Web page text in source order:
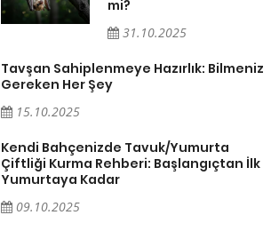
mi?
31.10.2025
Tavşan Sahiplenmeye Hazırlık: Bilmeniz
Gereken Her Şey
15.10.2025
Kendi Bahçenizde Tavuk/Yumurta
Çiftliği Kurma Rehberi: Başlangıçtan İlk
Yumurtaya Kadar
09.10.2025